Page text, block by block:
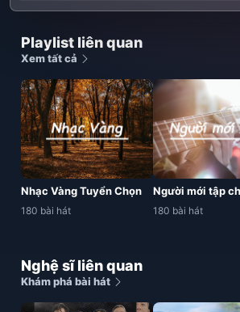
Playlist liên quan
Xem tất cả
Nhạc Vàng Tuyển Chọn
180 bài hát
Người mới tập
180 bài hát
Nghệ sĩ liên quan
Khám phá bài hát